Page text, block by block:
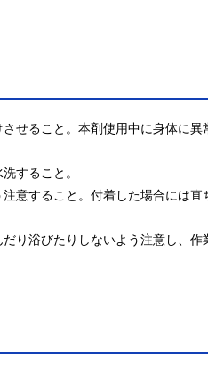
せること。本剤使用中に身体に異
すること。
意すること。付着した場合には直
り浴びたりしないよう注意し、作